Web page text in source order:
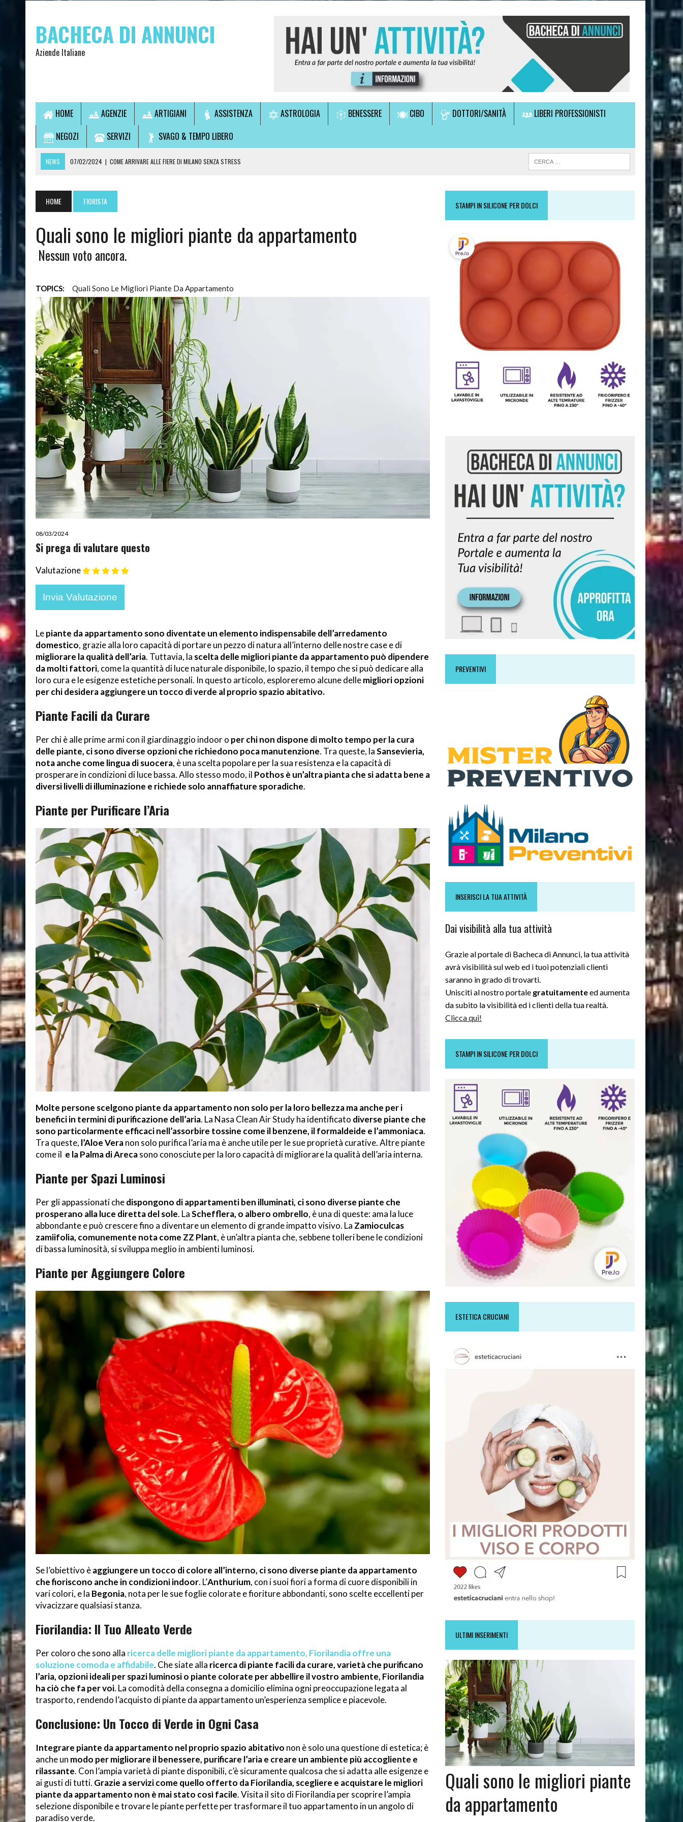
BACHECA DI ANNUNCI
Aziende Italiane
HOME AGENZIE ARTIGIANI ASSISTENZA ASTROLOGIA BENESSERE CIBO DOTTORI/SANITÀ
LIBERI PROFESSIONISTI
NEGOZI
SERVIZI SVAGO & TEMPO LIBERO
NEWS 07/02/2024 | COME ARRIVARE ALLE FIERE DI MILANO SENZA STRESS
28/07/2021 | CONSULTI DI CARTOMANZIA
08/03/2024
QUALI SONO LE MIGLIORI PIANTE DA APPARTAMENTO
HOME FIORISTA
Quali sono le migliori piante da appartamento
Nessun voto ancora.
TOPICS: Quali Sono Le Migliori Piante Da Appartamento
08/03/2024
Si prega di valutare questo
Valutazione
Lepiante da appartamento sono diventate un elemento indispensabile dell’arredamento
domestico, grazie alla loro capacità di portare un pezzo di natura all’interno delle nostre case e di
migliorare la qualità dell’aria. Tuttavia, la scelta delle migliori piante da appartamento può dipendere
da molti fattori, come la quantità di luce naturale disponibile, lo spazio, il tempo che si può dedicare alla
loro cura e le esigenze estetiche personali. In questo articolo, esploreremo alcune dellemigliori opzioni
per chi desidera aggiungere un tocco di verde al proprio spazio abitativo.
Piante Facili da Curare
Per chi è alle prime armi con il giardinaggio indoor o per chi non dispone di molto tempo per la cura
delle piante, ci sono diverse opzioni che richiedono poca manutenzione. Tra queste, laSansevieria,
nota anche come lingua di suocera, è una scelta popolare per la sua resistenza e la capacità di
prosperare in condizioni di luce bassa. Allo stesso modo, il Pothos è un’altra pianta che si adatta bene a
diversi livelli di illuminazione e richiede solo annaffiature sporadiche.
Piante per Purificare l’Aria
Molte persone scelgono piante da appartamento non solo per la loro bellezza ma anche per i
benefici in termini di purificazione dell’aria. La Nasa Clean Air Study ha identificato diverse piante che
sono particolarmente efficaci nell’assorbire tossine come il benzene, il formaldeide e l’ammoniaca.
Tra queste, l’Aloe Veranon solo purifica l’aria ma è anche utile per le sue proprietà curative. Altre piante
come il e la Palma di Arecasono conosciute per la loro capacità di migliorare la qualità dell’aria interna.
Piante per Spazi Luminosi
Per gli appassionati chedispongono di appartamenti ben illuminati, ci sono diverse piante che
prosperano alla luce diretta del sole. LaSchefflera, o albero ombrello, è una di queste: ama la luce
abbondante e può crescere fino a diventare un elemento di grande impatto visivo. La Zamioculcas
zamiifolia, comunemente nota come ZZ Plant, è un’altra pianta che, sebbene tolleri bene le condizioni
di bassa luminosità, si sviluppa meglio in ambienti luminosi.
Piante per Aggiungere Colore
Se l’obiettivo èaggiungere un tocco di colore all’interno, ci sono diverse piante da appartamento
che fioriscono anche in condizioni indoor. L’Anthurium, con i suoi fiori a forma di cuore disponibili in
vari colori, e la Begonia, nota per le sue foglie colorate e fioriture abbondanti, sono scelte eccellenti per
vivacizzare qualsiasi stanza.
Fiorilandia: Il Tuo Alleato Verde
Per coloro che sono alla ricerca delle migliori piante da appartamento, Fiorilandia offre una
soluzione comoda e affidabile. Che siate alla ricerca di piante facili da curare, varietà che purificano
l’aria, opzioni ideali per spazi luminosi o piante colorate per abbellire il vostro ambiente, Fiorilandia
ha ciò che fa per voi. La comodità della consegna a domicilio elimina ogni preoccupazione legata al
trasporto, rendendo l’acquisto di piante da appartamento un’esperienza semplice e piacevole.
Conclusione: Un Tocco di Verde in Ogni Casa
Integrare piante da appartamento nel proprio spazio abitativo non è solo una questione di estetica; è
anche un modo per migliorare il benessere, purificare l’aria e creare un ambiente più accogliente e
rilassante. Con l’ampia varietà di piante disponibili, c’è sicuramente qualcosa che si adatta alle esigenze e
ai gusti di tutti. Grazie a servizi come quello offerto da Fiorilandia, scegliere e acquistare le migliori
piante da appartamento non è mai stato così facile. Visita il sito di Fiorilandia per scoprire l’ampia
selezione disponibile e trovare le piante perfette per trasformare il tuo appartamento in un angolo di
paradiso verde.
STAMPI IN SILICONE PER DOLCI
PREVENTIVI
INSERISCI LA TUA ATTIVITÀ
Dai visibilità alla tua attività
Grazie al portale di Bacheca di Annunci, la tua attività
avrà visibilità sul web ed i tuoi potenziali clienti
saranno in grado di trovarti.
Unisciti al nostro portale gratuitamenteed aumenta
da subito la visibilità ed i clienti della tua realtà.
Clicca qui!
STAMPI IN SILICONE PER DOLCI
ESTETICA CRUCIANI
ULTIMI INSERIMENTI
Quali sono le migliori piante
da appartamento